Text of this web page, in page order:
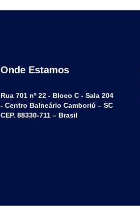
Onde Estamos
Rua 701 nº 22 - Bloco C - Sala 204
- Centro Balneário Camboriú – SC
CEP. 88330-711 – Brasil